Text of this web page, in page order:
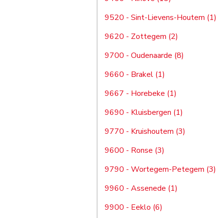
9520 - Sint-Lievens-Houtem (1)
9620 - Zottegem (2)
9700 - Oudenaarde (8)
9660 - Brakel (1)
9667 - Horebeke (1)
9690 - Kluisbergen (1)
9770 - Kruishoutem (3)
9600 - Ronse (3)
9790 - Wortegem-Petegem (3)
9960 - Assenede (1)
9900 - Eeklo (6)